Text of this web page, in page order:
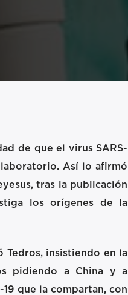
de que el virus SARS-
laboratorio. Así lo afirmó
tras la publicación
los orígenes de la
Tedros, insistiendo en la
pidiendo a China y a
que la compartan, con